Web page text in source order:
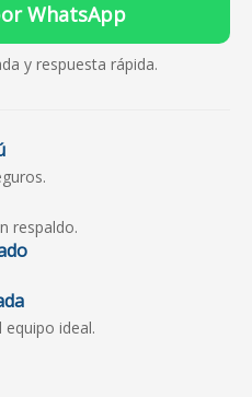
WhatsApp
y respuesta rápida.
respaldo.
ideal.